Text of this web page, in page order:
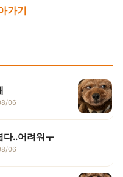
가기
06
다..어려워ㅜ
06